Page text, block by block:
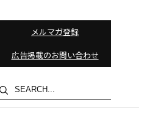
メルマガ登録
広告掲載のお問い合わせ
検